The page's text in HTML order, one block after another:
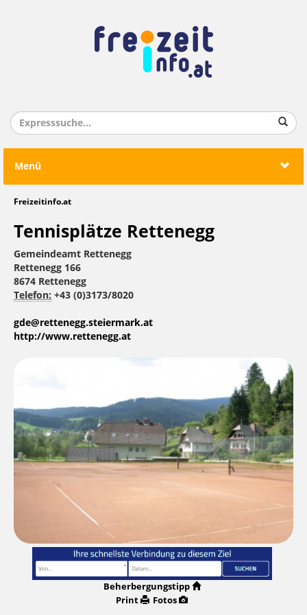
Menü
Freizeitinfo.at
Tennisplätze Rettenegg
Gemeindeamt Rettenegg
Rettenegg 166
8674 Rettenegg
Telefon: +43 (0)3173/8020
gde@rettenegg.steiermark.at
http://www.rettenegg.at
Beherbergungstipp
Print
Fotos